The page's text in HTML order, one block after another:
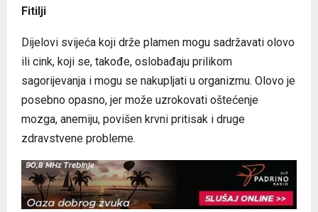
Fitilji
Dijelovi svijeća koji drže plamen mogu sadržavati olovo
ili cink, koji se, takođe, oslobađaju prilikom
sagorijevanja i mogu se nakupljati u organizmu. Olovo je
posebno opasno, jer može uzrokovati oštećenje
mozga, anemiju, povišen krvni pritisak i druge
zdravstvene probleme.